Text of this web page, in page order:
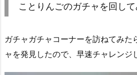
ことりんごのガチャを回し
ガチャガチャコーナーを訪ねてみた
ャを発見したので、早速チャレンジ